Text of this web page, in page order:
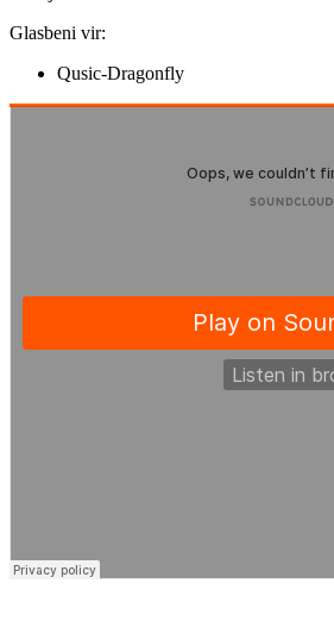
Glasbeni vir:
Qusic-Dragonfly